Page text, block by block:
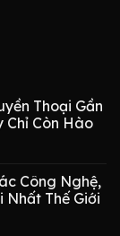
Thoại Gần
Chỉ Còn Hào
Công Nghệ,
Nhất Thế Giới